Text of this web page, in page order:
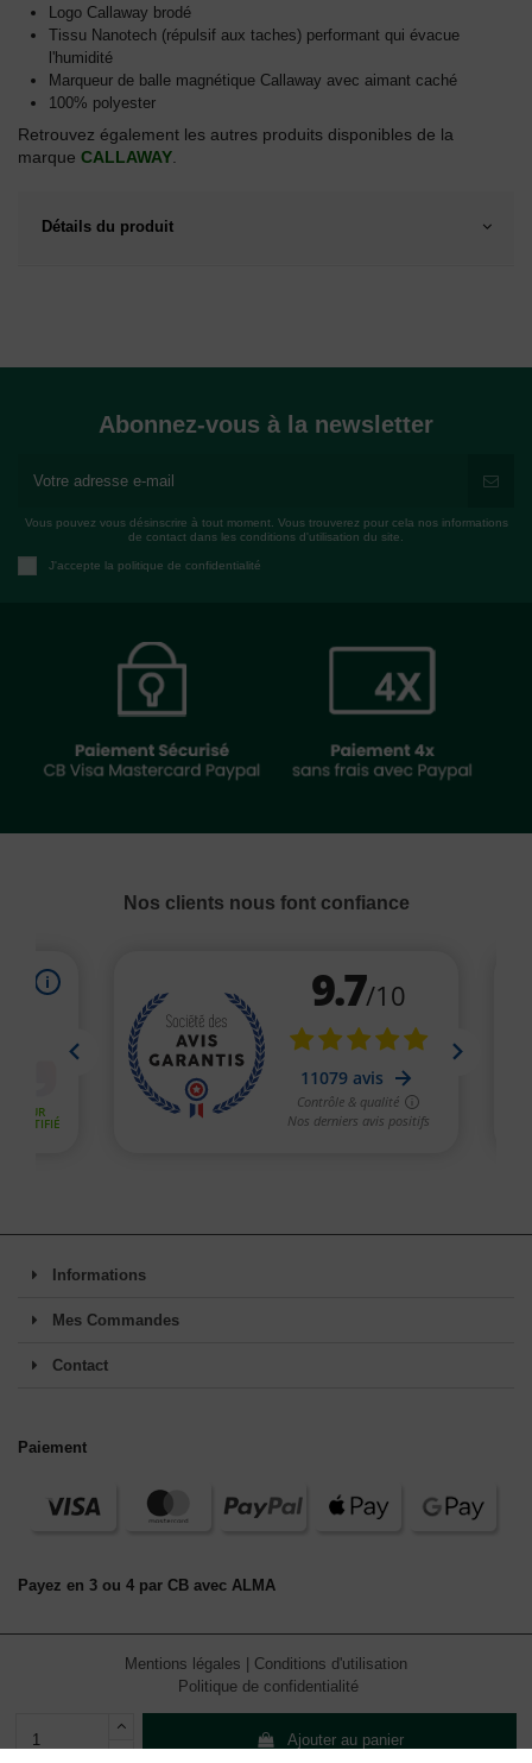
Ajouter au panier
Logo Callaway brodé
Tissu Nanotech (répulsif aux taches) performant qui évacue
l'humidité
Marqueur de balle magnétique Callaway avec aimant caché
100% polyester
Retrouvez également les autres produits disponibles de la
marque CALLAWAY
Détails du produit
Abonnez-vous à la newsletter
Vous pouvez vous désinscrire à tout moment. Vous trouverez pour cela nos informations
de contact dans les conditions d'utilisation du site.
J'accepte la politique de confidentialité
Nos clients nous font confiance
Informations
Mes Commandes
Contact
Paiement
Payez en 3 ou 4 par CB avec ALMA
Mentions légales
Conditions d'utilisation
Politique de confidentialité